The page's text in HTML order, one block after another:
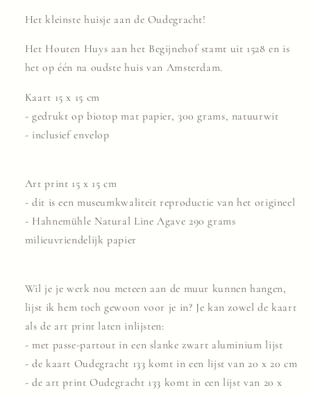
Het kleinste huisje aan de Oudegracht!
Het Houten Huys aan het Begijnehof stamt uit 1528 en is
het op één na oudste huis van Amsterdam.
Kaart 15 x 15 cm
- gedrukt op biotop mat papier, 300 grams, natuurwit
- inclusief envelop
Art print 15 x 15 cm
- dit is een museumkwaliteit reproductie van het origineel
- Hahnemühle Natural Line Agave 290 grams
milieuvriendelijk papier
Wil je je werk nou meteen aan de muur kunnen hangen,
lijst ik hem toch gewoon voor je in? Je kan zowel de kaart
als de art print laten inlijsten:
- met passe-partout in een slanke zwart aluminium lijst
- de kaart Oudegracht 133 komt in een lijst van 20 x 20 cm
- de art print Oudegracht 133 komt in een lijst van 20 x